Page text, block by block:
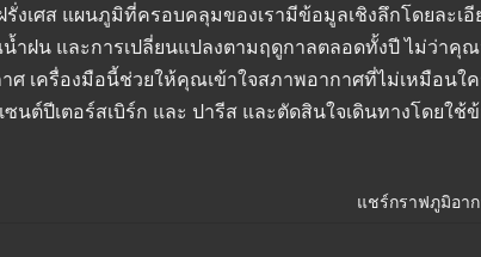
รั่งเศส แผนภูมิที่ครอบคลุมของเรามีข้อมูลเชิงลึกโดยละเอี
ฝน และการเปลี่ยนแปลงตามฤดูกาลตลอดทั้งปี ไม่ว่าคุณ
ศ เครื่องมือนี้ช่วยให้คุณเข้าใจสภาพอากาศที่ไม่เหมือนใ
นต์ปีเตอร์สเบิร์ก และ ปารีส และตัดสินใจเดินทางโดยใ
แชร์กราฟภูมิอา